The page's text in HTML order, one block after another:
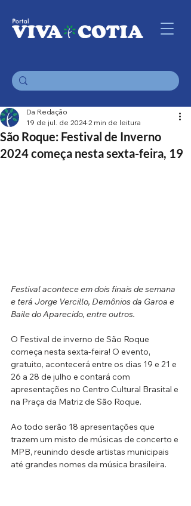
São Roque: Festival de Inverno
2024 começa nesta sexta-feira, 19
Da Redação
19 de jul. de 20242 min de leitura
Festival acontece em dois finais de semana
e terá Jorge Vercillo, Demônios da Garoa e
Baile do Aparecido, entre outros.
O Festival de inverno de São Roque
começa nesta sexta-feira! O evento,
gratuito, acontecerá entre os dias 19 e 21 e
26 a 28 de julho e contará com
apresentações no Centro Cultural Brasital e
na Praça da Matriz de São Roque.
Ao todo serão 18 apresentações que
trazem um misto de músicas de concerto e
MPB, reunindo desde artistas municipais
até grandes nomes da música brasileira.